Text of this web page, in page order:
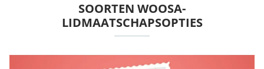
SOORTEN WOOSA-
LIDMAATSCHAPSOPTIES